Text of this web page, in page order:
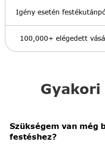
Szükségem van még
festéshez?
Igény esetén
100,000+ elégedett